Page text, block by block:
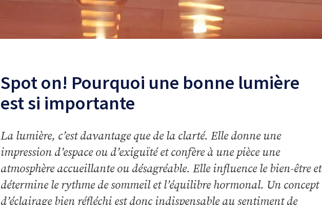
Spot on! Pourquoi une bonne lumière
est si importante
La lumière, c’est davantage que de la clarté. Elle donne une
impression d’espace ou d’exiguïté et confère à une pièce une
atmosphère accueillante ou désagréable. Elle influence le bien-être et
détermine le rythme de sommeil et l’équilibre hormonal. Un concept
d’éclairage bien réfléchi est donc indispensable au sentiment de